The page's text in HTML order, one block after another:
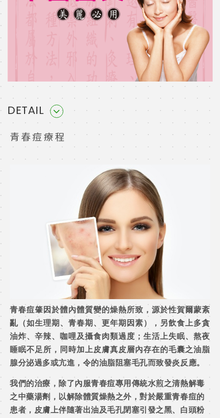
DETAIL
青春痘療程
青春痘肇因於體內體質變的燥熱所致，源於性賀爾蒙紊
亂（如生理期、青春期、更年期因素），另飲食上多貪
油炸、辛辣、咖哩及攝食肉類過度；生活上失眠、熬夜
睡眠不足所，同時加上皮膚真皮層內存在的毛囊之油脂
腺分泌過多或亢進，令的油脂阻塞毛孔而致發炎反應。
我們的治療，除了內服青春痘專用傳統水煎之清熱解毒
之中藥湯劑，以解除體質燥熱之外，對於嚴重青春痘的
患者，皮膚上伴隨著出油及毛孔閉塞引發之黑、白頭粉